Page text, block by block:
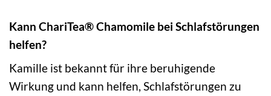
Kann ChariTea® Chamomile bei Schlafstörungen
helfen?
Kamille ist bekannt für ihre beruhigende
Wirkung und kann helfen, Schlafstörungen zu